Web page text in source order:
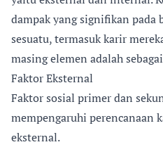
dampak yang signifikan pada
sesuatu, termasuk karir
masing elemen adalah
Faktor Eksternal
Faktor sosial primer dan
mempengaruhi perencanaan
eksternal.